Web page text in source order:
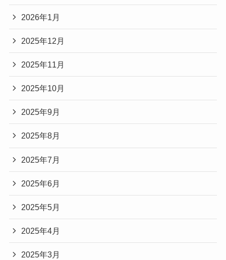
2026年1月
2025年12月
2025年11月
2025年10月
2025年9月
2025年8月
2025年7月
2025年6月
2025年5月
2025年4月
2025年3月